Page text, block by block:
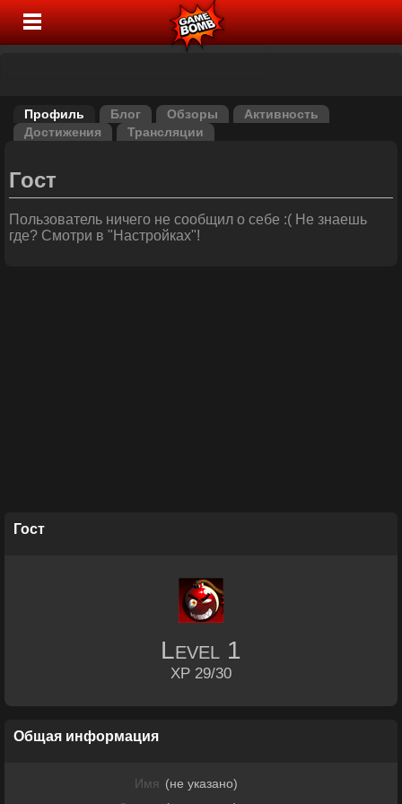
Профиль Блог Обзоры
Активность
Достижения
Трансляции
Гост
Пользователь ничего не сообщил о себе :( Не знаешь
где? Смотри в "Настройках"!
Гост
Level 1
XP 29/30
Общая информация
Имя (не указано)